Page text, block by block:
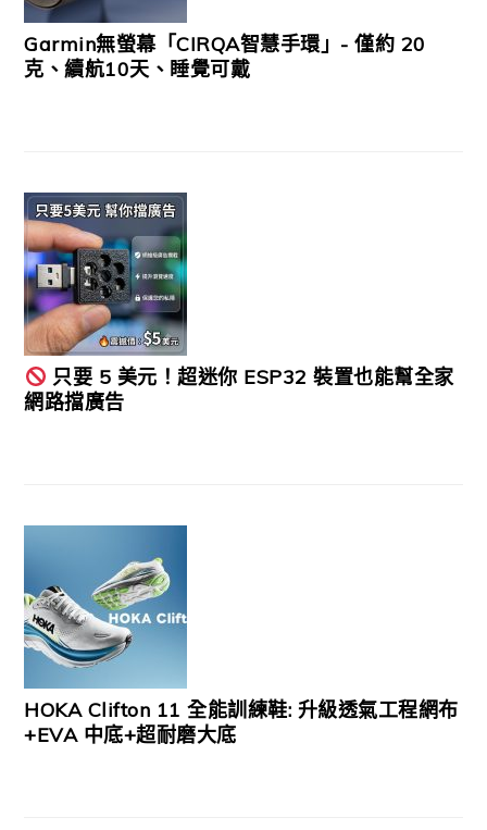
Garmin無螢幕「CIRQA智慧手環」- 僅約 20
克、續航10天、睡覺可戴
只要 5 美元！超迷你 ESP32 裝置也能幫全家
網路擋廣告
HOKA Clifton 11 全能訓練鞋: 升級透氣工程網布
+EVA 中底+超耐磨大底